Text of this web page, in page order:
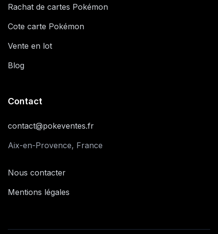
Rachat de cartes Pokémon
Cote carte Pokémon
Vente en lot
Blog
Contact
contact@pokeventes.fr
Aix-en-Provence, France
Nous contacter
Mentions légales